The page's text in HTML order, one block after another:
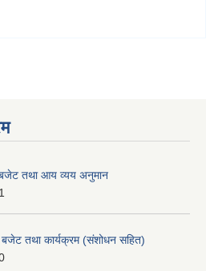
तथा आय व्यय अनुमान
तथा कार्यक्रम (संशोधन सहित)